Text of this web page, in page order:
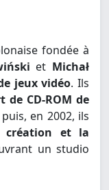
fondée à
et Michał
jeux vidéo. Ils
de CD-ROM de
en 2002, ils
création et la
un studio